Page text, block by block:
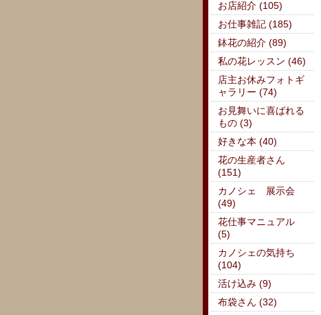
お店紹介 (105)
お仕事雑記 (185)
鉢花の紹介 (89)
私の花レッスン (46)
店主お休みフォトギ
ャラリー (74)
お見舞いに喜ばれる
もの (3)
好きな本 (40)
花の生産者さん
(151)
カノシェ 展示会
(49)
花仕事マニュアル
(5)
カノシェの気持ち
(104)
活け込み (9)
布袋さん (32)